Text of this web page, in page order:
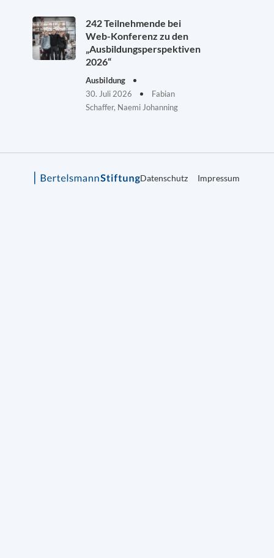
242 Teilnehmende bei
Web-Konferenz zu den
„Ausbildungsperspektiven
2026“
Ausbildung
30. Juli 2026
Fabian
Schaffer, Naemi Johanning
Datenschutz Impressum